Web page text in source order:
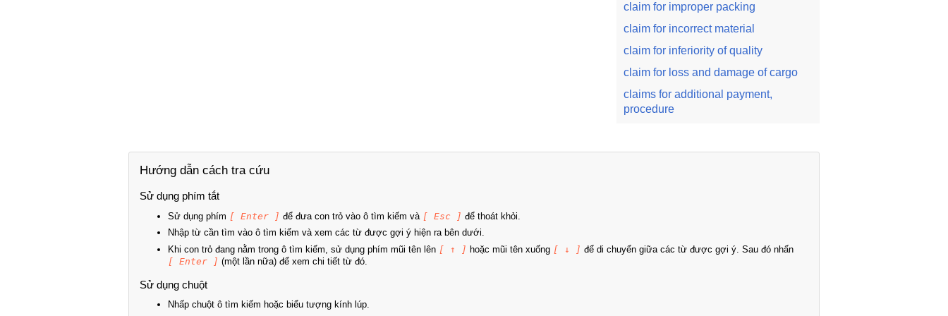
claim for improper packing
claim for incorrect material
claim for inferiority of quality
claim for loss and damage of cargo
claims for additional payment,
procedure
Hướng dẫn cách tra cứu
Sử dụng phím tắt
Sử dụng phím [ Enter ] để đưa con trỏ vào ô tìm kiếm và [ Esc ] để thoát khỏi.
Nhập từ cần tìm vào ô tìm kiếm và xem các từ được gợi ý hiện ra bên dưới.
Khi con trỏ đang nằm trong ô tìm kiếm, sử dụng phím mũi tên lên [ ↑ ] hoặc mũi tên xuống [ ↓ ] để di chuyển giữa các từ được gợi ý. Sau đó nhấn
[ Enter ] (một lần nữa) để xem chi tiết từ đó.
Sử dụng chuột
Nhấp chuột ô tìm kiếm hoặc biểu tượng kính lúp.